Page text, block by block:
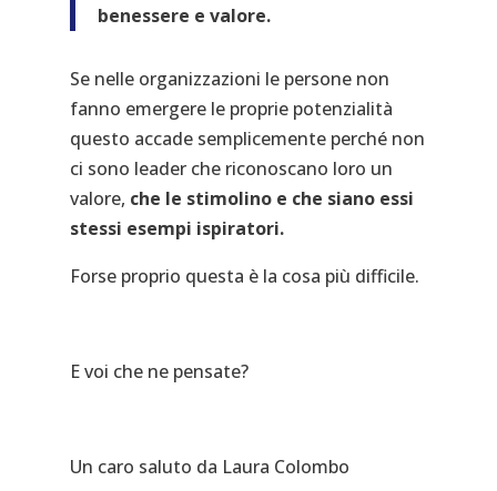
benessere e valore.
Se nelle organizzazioni le persone non
fanno emergere le proprie potenzialità
questo accade semplicemente perché non
ci sono leader che riconoscano loro un
valore, che le stimolino e che siano essi
stessi esempi ispiratori.
Forse proprio questa è la cosa più difficile.
E voi che ne pensate?
Un caro saluto da Laura Colombo